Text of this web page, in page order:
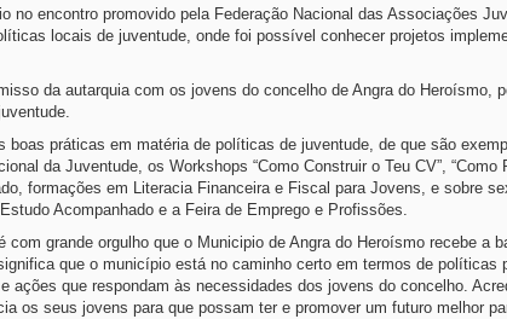
no encontro promovido pela Federação Nacional das Associações
locais de juventude, onde foi possível conhecer projetos
da autarquia com os jovens do concelho de Angra do Heroísmo,
boas práticas em matéria de políticas de juventude, de que são
da Juventude, os Workshops “Como Construir o Teu CV”, “Como
formações em Literacia Financeira e Fiscal para Jovens, e sobre
Acompanhado e a Feira de Emprego e Profissões.
com grande orgulho que o Municipio de Angra do Heroísmo recebe a
que o município está no caminho certo em termos de políticas
que respondam às necessidades dos jovens do concelho.
os seus jovens para que possam ter e promover um futuro melhor